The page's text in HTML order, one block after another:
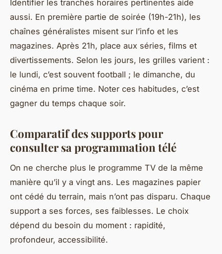
Identifier les tranches horaires pertinentes aide
aussi. En première partie de soirée (19h-21h), les
chaînes généralistes misent sur l’info et les
magazines. Après 21h, place aux séries, films et
divertissements. Selon les jours, les grilles varient :
le lundi, c’est souvent football ; le dimanche, du
cinéma en prime time. Noter ces habitudes, c’est
gagner du temps chaque soir.
Comparatif des supports pour
consulter sa programmation télé
On ne cherche plus le programme TV de la même
manière qu’il y a vingt ans. Les magazines papier
ont cédé du terrain, mais n’ont pas disparu. Chaque
support a ses forces, ses faiblesses. Le choix
dépend du besoin du moment : rapidité,
profondeur, accessibilité.